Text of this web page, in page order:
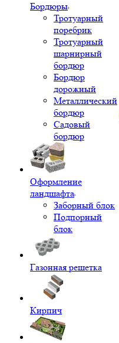
Бордюры
Тротуарный
поребрик
Тротуарный
шарнирный
бордюр
Бордюр
дорожный
Металлический
бордюр
Садовый
бордюр
Оформление
ландшафта
Заборный блок
Подпорный
блок
Газонная решетка
Кирпич